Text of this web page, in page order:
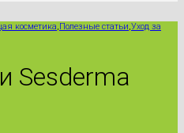
косметика, Полезные статьи,Уход за
Sesderma